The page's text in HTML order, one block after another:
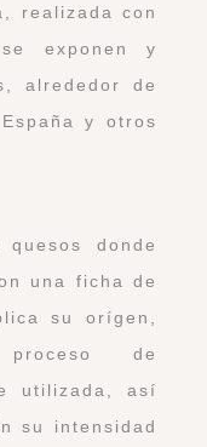
realizada con
exponen y
alrededor de
y otros
donde
una ficha de
su orígen,
proceso de
utilizada, así
su intensidad